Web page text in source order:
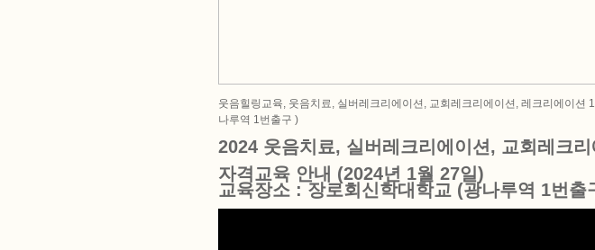
웃음힐링교육, 웃음치료, 실버레크리에이션, 교회레크리에이션, 레크리에이
나루역 1번출구 )
2024 웃음치료, 실버레크리에이션, 교회레크
자격교육 안내 (2024년 1월 27일)
교육장소 : 장로회신학대학교 (광나루역 1번출